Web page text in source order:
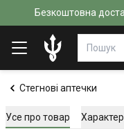
Безкоштовна
Стегнові аптечки
Усе про товар